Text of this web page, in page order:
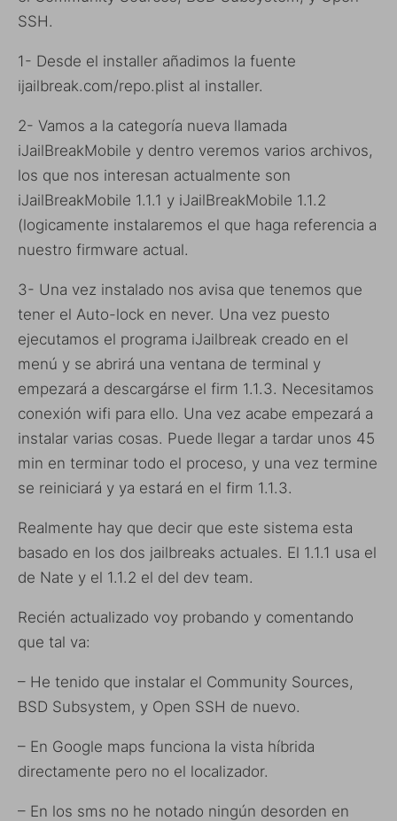
SSH.
1- Desde el installer añadimos la fuente
ijailbreak.com/repo.plist al installer.
2- Vamos a la categoría nueva llamada
iJailBreakMobile y dentro veremos varios archivos,
los que nos interesan actualmente son
iJailBreakMobile 1.1.1 y iJailBreakMobile 1.1.2
(logicamente instalaremos el que haga referencia a
nuestro firmware actual.
3- Una vez instalado nos avisa que tenemos que
tener el Auto-lock en never. Una vez puesto
ejecutamos el programa iJailbreak creado en el
menú y se abrirá una ventana de terminal y
empezará a descargárse el firm 1.1.3. Necesitamos
conexión wifi para ello. Una vez acabe empezará a
instalar varias cosas. Puede llegar a tardar unos 45
min en terminar todo el proceso, y una vez termine
se reiniciará y ya estará en el firm 1.1.3.
Realmente hay que decir que este sistema esta
basado en los dos jailbreaks actuales. El 1.1.1 usa el
de Nate y el 1.1.2 el del dev team.
Recién actualizado voy probando y comentando
que tal va:
– He tenido que instalar el Community Sources,
BSD Subsystem, y Open SSH de nuevo.
– En Google maps funciona la vista híbrida
directamente pero no el localizador.
– En los sms no he notado ningún desorden en